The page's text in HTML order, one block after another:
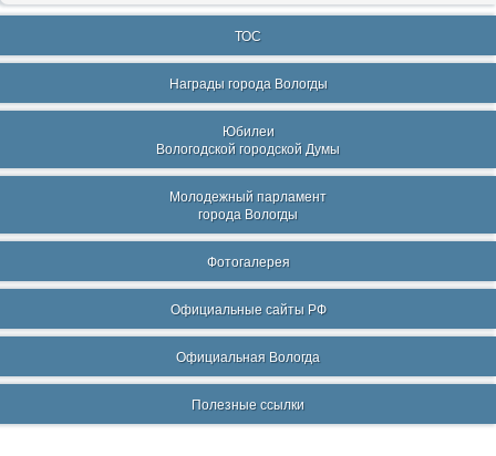
ТОС
Награды города Вологды
Юбилеи
Вологодской городской Думы
Молодежный парламент
города Вологды
Фотогалерея
Официальные сайты РФ
Официальная Вологда
Полезные ссылки